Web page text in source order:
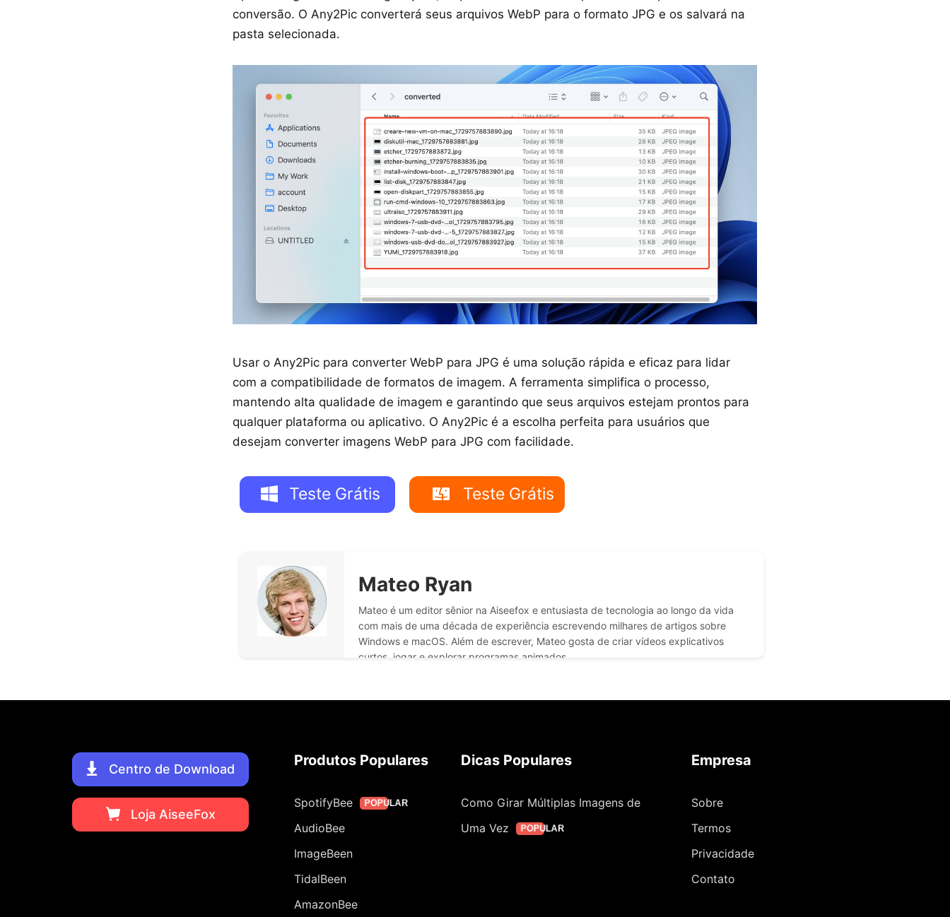
conversão. O Any2Pic converterá seus arquivos WebP para o formato JPG e os salvará na
pasta selecionada.
Usar o Any2Pic para converter WebP para JPG é uma solução rápida e eficaz para lidar
com a compatibilidade de formatos de imagem. A ferramenta simplifica o processo,
mantendo alta qualidade de imagem e garantindo que seus arquivos estejam prontos para
qualquer plataforma ou aplicativo. O Any2Pic é a escolha perfeita para usuários que
desejam converter imagens WebP para JPG com facilidade.
Teste Grátis Teste Grátis
Mateo Ryan
Mateo é um editor sênior na Aiseefox e entusiasta de tecnologia ao longo da vida
com mais de uma década de experiência escrevendo milhares de artigos sobre
Windows e macOS. Além de escrever, Mateo gosta de criar vídeos explicativos
curtos, jogar e explorar programas animados.
Centro de Download
Loja AiseeFox
Produtos Populares
SpotifyBee POPULAR
AudioBee
ImageBeen
TidalBeen
AmazonBee
Dicas Populares
Como Girar Múltiplas Imagens de
Uma Vez
POPULAR
Empresa
Sobre
Termos
Privacidade
Contato